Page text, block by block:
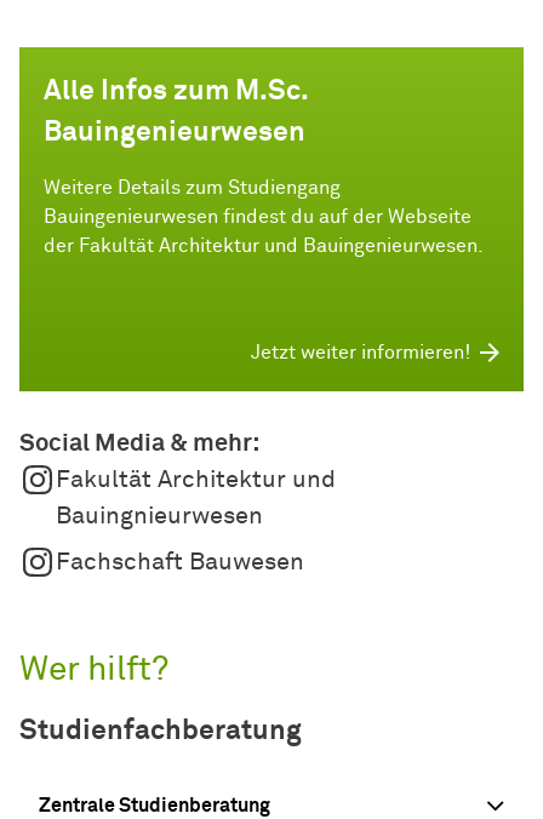
Alle Infos zum M.Sc.
Bauingenieurwesen
Weitere Details zum Studiengang
Bauingenieurwesen findest du auf der Webseite
der Fakultät Architektur und Bauingenieurwesen.
Jetzt weiter informieren!
Social Media & mehr:
Fakultät Architektur und
Bauingnieurwesen
Fachschaft Bauwesen
Wer hilft?
Studienfachberatung
Zentrale Studienberatung